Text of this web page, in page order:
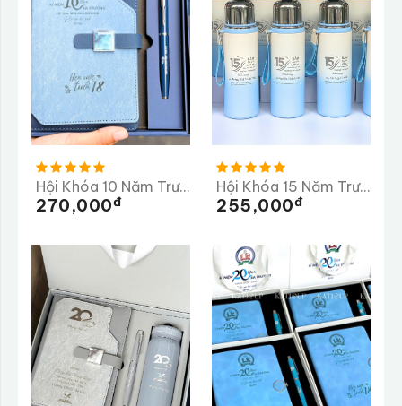
Hội Khóa 10 Năm Trường THPT Mộng Dương
270,000Đ
Hội Khóa 15 Năm Trường THPT Ba Bể
255,000Đ